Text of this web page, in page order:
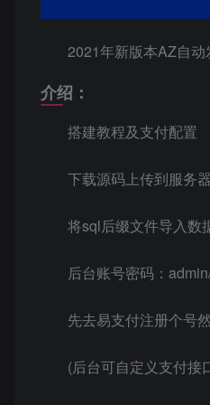
2021年新版本AZ自
介绍：
搭建教程及支付配置
下载源码上传到服务
将sql后缀文件导入数
后台账号密码：
先去易支付注册个号
(后台可自定义支付接